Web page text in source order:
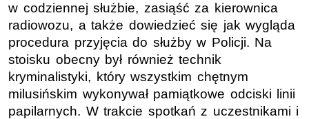
w codziennej służbie, zasiąść za kierownica
radiowozu, a także dowiedzieć się jak wygląda
procedura przyjęcia do służby w Policji. Na
stoisku obecny był również technik
kryminalistyki, który wszystkim chętnym
milusińskim wykonywał pamiątkowe odciski linii
papilarnych. W trakcie spotkań z uczestnikami i